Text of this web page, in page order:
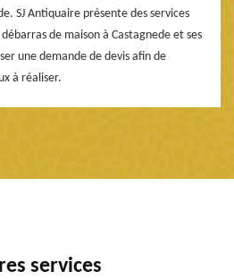
SJ Antiquaire présente des services
de maison à Castagnede et ses
une demande de devis afin de
à réaliser.
services